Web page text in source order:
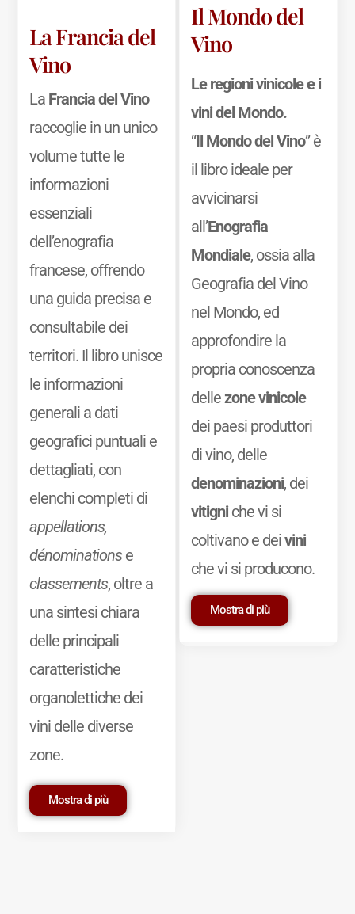
La Francia del
Vino
La Francia del Vino
raccoglie in un unico
volume tutte le
informazioni
essenziali
dell’enografia
francese, offrendo
una guida precisa e
consultabile dei
territori. Il libro unisce
le informazioni
generali a dati
geografici puntuali e
dettagliati, con
elenchi completi di
appellations,
dénominationse
classements, oltre a
una sintesi chiara
delle principali
caratteristiche
organolettiche dei
vini delle diverse
zone.
Mostra di più
Il Mondo del
Vino
Le regioni vinicole e i
vini del Mondo.
“Il Mondo del Vino” è
il libro ideale per
avvicinarsi
all’Enografia
Mondiale, ossia alla
Geografia del Vino
nel Mondo, ed
approfondire la
propria conoscenza
dellezone vinicole
dei paesi produttori
di vino, delle
denominazioni, dei
vitigniche vi si
coltivano e deivini
che vi si producono.
Mostra di più